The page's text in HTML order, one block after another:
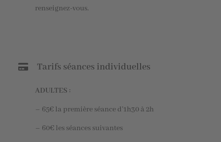
renseignez-vous.
Tarifs séances individuelles
ADULTES :
– 65€ la première séance d’1h30 à 2h
– 60€ les séances suivantes